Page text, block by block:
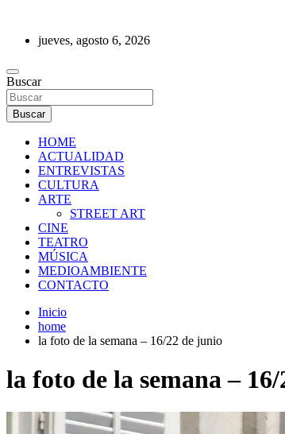
contenidojueves, agosto 6, 2026
REVISTA DE PRENSA
Buscar
Buscar
HOME
ACTUALIDAD
ENTREVISTAS
CULTURA
ARTE
STREET ART
CINE
TEATRO
MÚSICA
MEDIOAMBIENTE
CONTACTO
Inicio
home
la foto de la semana – 16/22 de junio
la foto de la semana –